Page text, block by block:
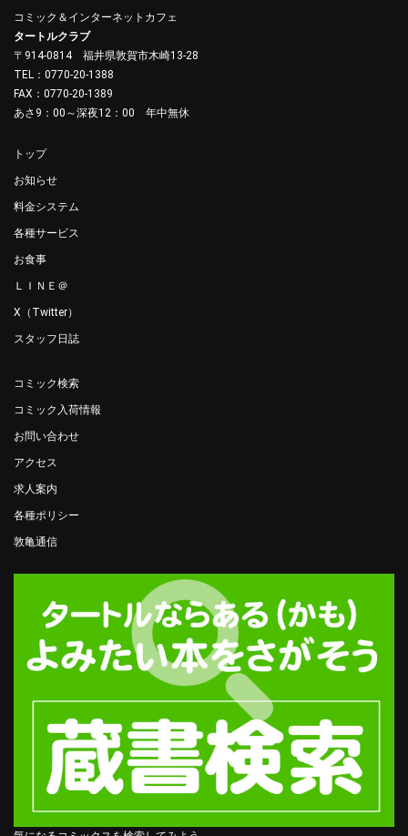
コミック＆インターネットカフェ
タートルクラブ
〒914-0814 福井県敦賀市木崎13-28
TEL：0770-20-1388
FAX：0770-20-1389
あさ9：00～深夜12：00 年中無休
トップ
お知らせ
料金システム
各種サービス
お食事
ＬＩＮＥ＠
X（Twitter）
スタッフ日誌
コミック検索
コミック入荷情報
お問い合わせ
アクセス
求人案内
各種ポリシー
敦亀通信